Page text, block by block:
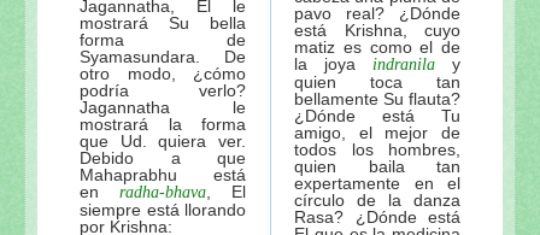
Jagannatha, El le
mostrará Su bella
forma de
Syamasundara. De
otro modo, ¿cómo
podría verlo?
Jagannatha le
mostrará la forma
que Ud. quiera ver.
Debido a que
Mahaprabhu está
en radha-bhava , El
siempre está llorando
por Krishna:
pavo real? ¿Dónde
está Krishna, cuyo
matiz es como el de
la joya indranila y
quien toca tan
bellamente Su flauta?
¿Dónde está Tu
amigo, el mejor de
todos los hombres,
quien baila tan
expertamente en el
círculo de la danza
Rasa? ¿Dónde está